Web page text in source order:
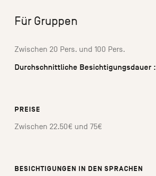
Für Gruppen
Zwischen 20 Pers. und 100 Pers.
Durchschnittliche Besichtigungsdauer :
PREISE
Zwischen 22.50€ und 75€
BESICHTIGUNGEN IN DEN SPRACHEN